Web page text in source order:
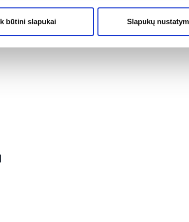
būtini slapukai Slapukų